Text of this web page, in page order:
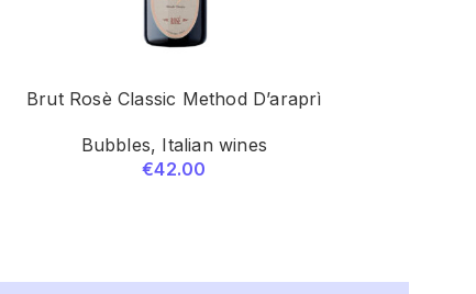
Brut Rosè Classic Method D’araprì
Bubbles, Italian wines
€42.00